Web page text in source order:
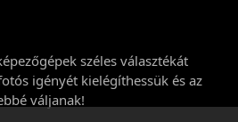
széles választékát
igényét kielégíthessük és az
váljanak!